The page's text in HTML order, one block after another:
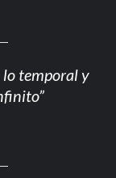
lo temporal y